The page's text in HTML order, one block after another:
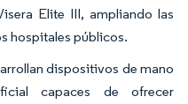
Elite III, ampliando las
hospitales públicos.
dispositivos de mano
capaces de ofrecer